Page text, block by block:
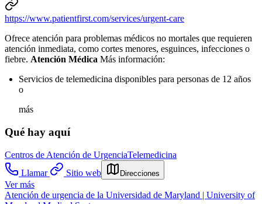
https://www.patientfirst.com/services/urgent-care
Ofrece atención para problemas médicos no mortales que requieren
atención inmediata, como cortes menores, esguinces, infecciones o
fiebre. Atención Médica Más información:
Servicios de telemedicina disponibles para personas de 12 años
o
más
Qué hay aquí
Centros de Atención de UrgenciaTelemedicina
Llamar
Sitio web Direcciones
Ver más
Atención de urgencia de la Universidad de Maryland | University of